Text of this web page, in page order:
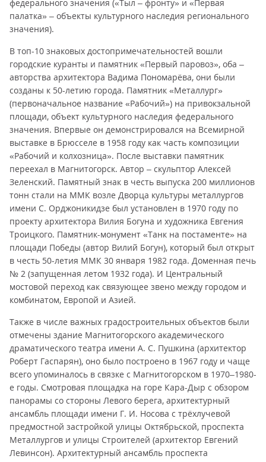
федерального значения («Тыл – фронту» и «Первая
палатка» – объекты культурного наследия регионального
значения).
В топ-10 знаковых достопримечательностей вошли
городские куранты и памятник «Первый паровоз», оба –
авторства архитектора Вадима Пономарёва, они были
созданы к 50-летию города. Памятник «Металлург»
(первоначальное название «Рабочий») на привокзальной
площади, объект культурного наследия федерального
значения. Впервые он демонстрировался на Всемирной
выставке в Брюсселе в 1958 году как часть композиции
«Рабочий и колхозница». После выставки памятник
переехал в Магнитогорск. Автор – скульптор Алексей
Зеленский. Памятный знак в честь выпуска 200 миллионов
тонн стали на ММК возле Дворца культуры металлургов
имени С. Орджоникидзе был установлен в 1970 году по
проекту архитектора Вилия Богуна и художника Евгения
Троицкого. Памятник-монумент «Танк на постаменте» на
площади Победы (автор Вилий Богун), который был открыт
в честь 50-летия ММК 30 января 1982 года. Доменная печь
№ 2 (запущенная летом 1932 года). И Центральный
мостовой переход как связующее звено между городом и
комбинатом, Европой и Азией.
Также в числе важных градостроительных объектов были
отмечены здание Магнитогорского академического
драматического театра имени А. С. Пушкина (архитектор
Роберт Гаспарян), оно было построено в 1967 году и чаще
всего упоминалось в связке с Магнитогорском в 1970–1980-
е годы. Смотровая площадка на горе Кара-Дыр с обзором
панорамы со стороны Левого берега, архитектурный
ансамбль площади имени Г. И. Носова с трёхлучевой
предмостной застройкой улицы Октябрьской, проспекта
Металлургов и улицы Строителей (архитектор Евгений
Левинсон). Архитектурный ансамбль проспекта